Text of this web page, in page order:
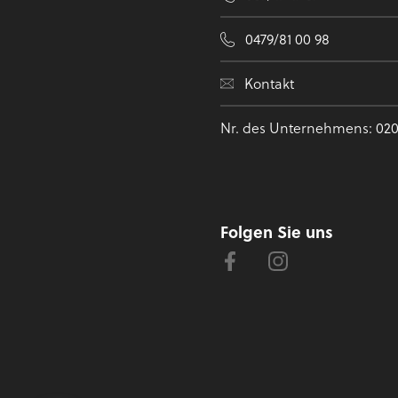
0479/81 00 98
Kontakt
Nr. des Unternehmens:
Folgen Sie uns